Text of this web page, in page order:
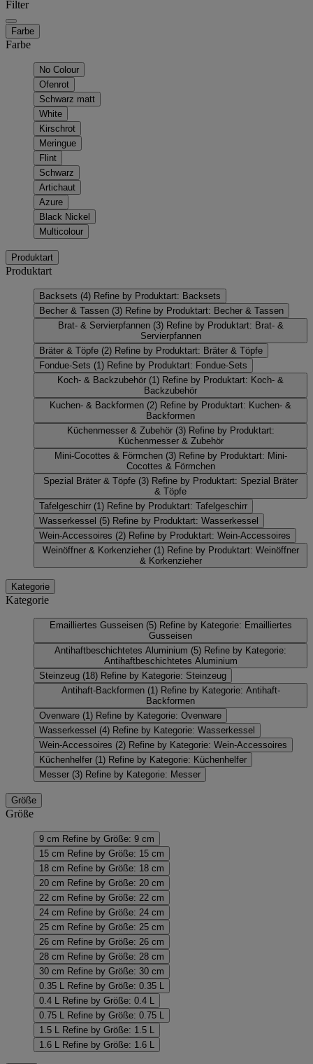
Filter
Farbe
Farbe
No Colour
Ofenrot
Schwarz matt
White
Kirschrot
Meringue
Flint
Schwarz
Artichaut
Azure
Black Nickel
Multicolour
Produktart
Produktart
Backsets (4) Refine by Produktart: Backsets
Becher & Tassen (3) Refine by Produktart: Becher & Tassen
Brat- & Servierpfannen (3) Refine by Produktart: Brat- &
Servierpfannen
Bräter & Töpfe (2) Refine by Produktart: Bräter & Töpfe
Fondue-Sets (1) Refine by Produktart: Fondue-Sets
Koch- & Backzubehör (1) Refine by Produktart: Koch- &
Backzubehör
Kuchen- & Backformen (2) Refine by Produktart: Kuchen- &
Backformen
Küchenmesser & Zubehör (3) Refine by Produktart:
Küchenmesser & Zubehör
Mini-Cocottes & Förmchen (3) Refine by Produktart: Mini-
Cocottes & Förmchen
Spezial Bräter & Töpfe (3) Refine by Produktart: Spezial Bräter
& Töpfe
Tafelgeschirr (1) Refine by Produktart: Tafelgeschirr
Wasserkessel (5) Refine by Produktart: Wasserkessel
Wein-Accessoires (2) Refine by Produktart: Wein-Accessoires
Weinöffner & Korkenzieher (1) Refine by Produktart: Weinöffner
& Korkenzieher
Kategorie
Kategorie
Emailliertes Gusseisen (5) Refine by Kategorie: Emailliertes
Gusseisen
Antihaftbeschichtetes Aluminium (5) Refine by Kategorie:
Antihaftbeschichtetes Aluminium
Steinzeug (18) Refine by Kategorie: Steinzeug
Antihaft-Backformen (1) Refine by Kategorie: Antihaft-
Backformen
Ovenware (1) Refine by Kategorie: Ovenware
Wasserkessel (4) Refine by Kategorie: Wasserkessel
Wein-Accessoires (2) Refine by Kategorie: Wein-Accessoires
Küchenhelfer (1) Refine by Kategorie: Küchenhelfer
Messer (3) Refine by Kategorie: Messer
Größe
Größe
9 cm Refine by Größe: 9 cm
15 cm Refine by Größe: 15 cm
18 cm Refine by Größe: 18 cm
20 cm Refine by Größe: 20 cm
22 cm Refine by Größe: 22 cm
24 cm Refine by Größe: 24 cm
25 cm Refine by Größe: 25 cm
26 cm Refine by Größe: 26 cm
28 cm Refine by Größe: 28 cm
30 cm Refine by Größe: 30 cm
0.35 L
Refine by Größe: 0.35 L
0.4 L
Refine by Größe: 0.4 L
0.75 L
Refine by Größe: 0.75 L
1.5 L
Refine by Größe: 1.5 L
1.6 L
Refine by Größe: 1.6 L